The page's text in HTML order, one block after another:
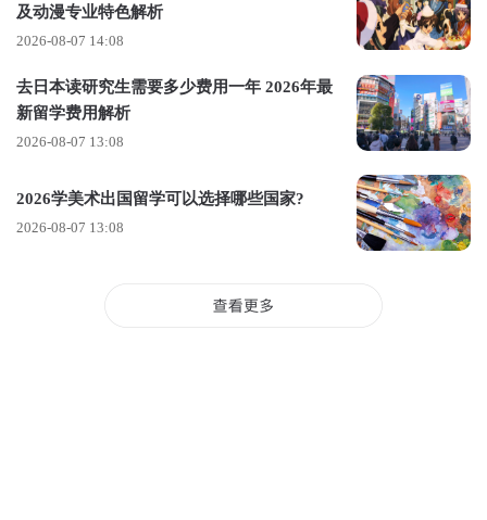
志愿活动一直是国外大学非常看重的一种背景经历。有个小建
议，参与志愿活动时，不妨尝试将
其与自身专业知识相结合
及动漫专业特色解析
2026-08-07 14:08
去日本读研究生需要多少费用一年 2026年最
新留学费用解析
2026-08-07 13:08
2026学美术出国留学可以选择哪些国家?
2026-08-07 13:08